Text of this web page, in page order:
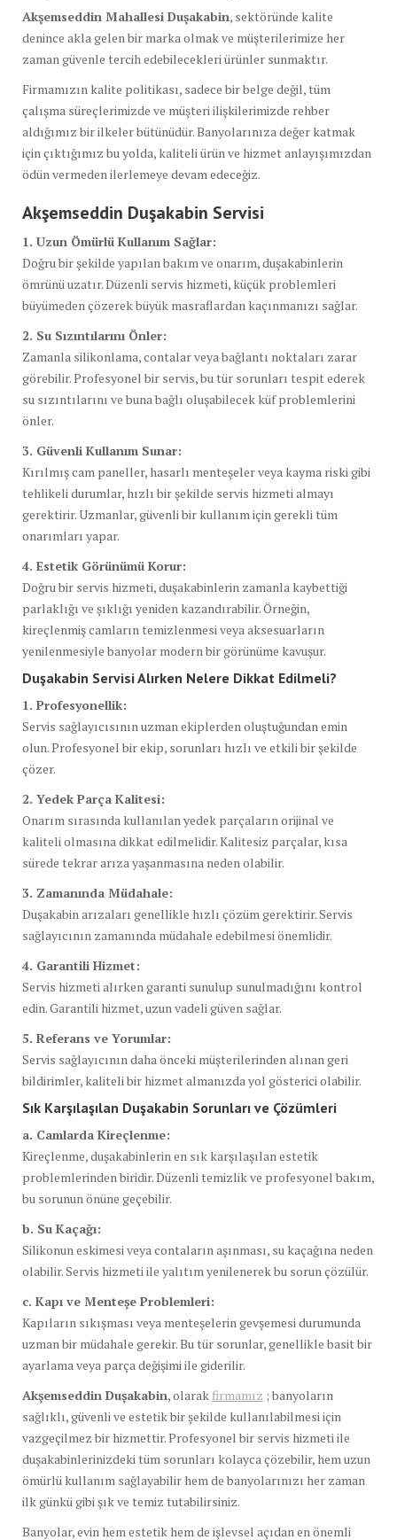
Akşemseddin Mahallesi Duşakabin, sektöründe kalite
denince akla gelen bir marka olmak ve müşterilerimize her
zaman güvenle tercih edebilecekleri ürünler sunmaktır.
Firmamızın kalite politikası, sadece bir belge değil, tüm
çalışma süreçlerimizde ve müşteri ilişkilerimizde rehber
aldığımız bir ilkeler bütünüdür. Banyolarınıza değer katmak
için çıktığımız bu yolda, kaliteli ürün ve hizmet anlayışımızdan
ödün vermeden ilerlemeye devam edeceğiz.
Akşemseddin Duşakabin Servisi
1. Uzun Ömürlü Kullanım Sağlar:
Doğru bir şekilde yapılan bakım ve onarım, duşakabinlerin
ömrünü uzatır. Düzenli servis hizmeti, küçük problemleri
büyümeden çözerek büyük masraflardan kaçınmanızı sağlar.
2. Su Sızıntılarını Önler:
Zamanla silikonlama, contalar veya bağlantı noktaları zarar
görebilir. Profesyonel bir servis, bu tür sorunları tespit ederek
su sızıntılarını ve buna bağlı oluşabilecek küf problemlerini
önler.
3. Güvenli Kullanım Sunar:
Kırılmış cam paneller, hasarlı menteşeler veya kayma riski gibi
tehlikeli durumlar, hızlı bir şekilde servis hizmeti almayı
gerektirir. Uzmanlar, güvenli bir kullanım için gerekli tüm
onarımları yapar.
4. Estetik Görünümü Korur:
Doğru bir servis hizmeti, duşakabinlerin zamanla kaybettiği
parlaklığı ve şıklığı yeniden kazandırabilir. Örneğin,
kireçlenmiş camların temizlenmesi veya aksesuarların
yenilenmesiyle banyolar modern bir görünüme kavuşur.
Duşakabin Servisi Alırken Nelere Dikkat Edilmeli?
1. Profesyonellik:
Servis sağlayıcısının uzman ekiplerden oluştuğundan emin
olun. Profesyonel bir ekip, sorunları hızlı ve etkili bir şekilde
çözer.
2. Yedek Parça Kalitesi:
Onarım sırasında kullanılan yedek parçaların orijinal ve
kaliteli olmasına dikkat edilmelidir. Kalitesiz parçalar, kısa
sürede tekrar arıza yaşanmasına neden olabilir.
3. Zamanında Müdahale:
Duşakabin arızaları genellikle hızlı çözüm gerektirir. Servis
sağlayıcının zamanında müdahale edebilmesi önemlidir.
4. Garantili Hizmet:
Servis hizmeti alırken garanti sunulup sunulmadığını kontrol
edin. Garantili hizmet, uzun vadeli güven sağlar.
5. Referans ve Yorumlar:
Servis sağlayıcının daha önceki müşterilerinden alınan geri
bildirimler, kaliteli bir hizmet almanızda yol gösterici olabilir.
Sık Karşılaşılan Duşakabin Sorunları ve Çözümleri
a. Camlarda Kireçlenme:
Kireçlenme, duşakabinlerin en sık karşılaşılan estetik
problemlerinden biridir. Düzenli temizlik ve profesyonel bakım,
bu sorunun önüne geçebilir.
b. Su Kaçağı:
Silikonun eskimesi veya contaların aşınması, su kaçağına neden
olabilir. Servis hizmeti ile yalıtım yenilenerek bu sorun çözülür.
c. Kapı ve Menteşe Problemleri:
Kapıların sıkışması veya menteşelerin gevşemesi durumunda
uzman bir müdahale gerekir. Bu tür sorunlar, genellikle basit bir
ayarlama veya parça değişimi ile giderilir.
Akşemseddin Duşakabin, olarak firmamız ; banyoların
sağlıklı, güvenli ve estetik bir şekilde kullanılabilmesi için
vazgeçilmez bir hizmettir. Profesyonel bir servis hizmeti ile
duşakabinlerinizdeki tüm sorunları kolayca çözebilir, hem uzun
ömürlü kullanım sağlayabilir hem de banyolarınızı her zaman
ilk günkü gibi şık ve temiz tutabilirsiniz.
Banyolar, evin hem estetik hem de işlevsel açıdan en önemli